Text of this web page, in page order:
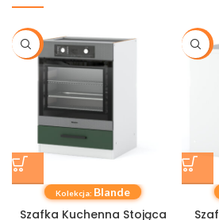
-20%
Kolekcja: Blande
Szafka Kuchenna Stojąca
-21%